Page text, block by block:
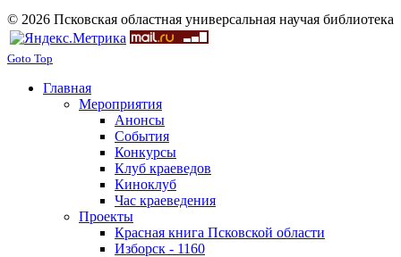
© 2026 Псковская областная универсальная научая библиотека
Goto Top
Главная
Мероприятия
Анонсы
События
Конкурсы
Клуб краеведов
Киноклуб
Час краеведения
Проекты
Красная книга Псковской области
Изборск - 1160